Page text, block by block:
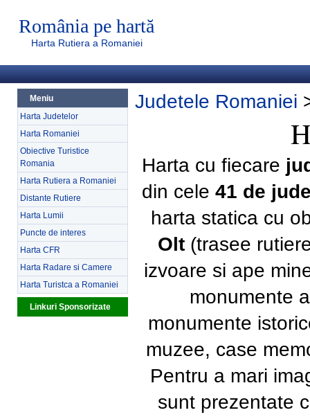
România pe hartă
Harta Rutiera a Romaniei
Meniu
Harta Judetelor
Harta Romaniei
Obiective Turistice
Romania
Harta Rutiera a Romaniei
Distante Rutiere
Harta Lumii
Puncte de interes
Harta CFR
Harta Radare si Camere
Harta Turistca a Romaniei
Linkuri Sponsorizate
Judetele Romaniei
Harta cu fiecare
din cele 41 de
harta statica cu
Olt (trasee
izvoare si ape
monumente
monumente
muzee, case
Pentru a mari
sunt prezentate